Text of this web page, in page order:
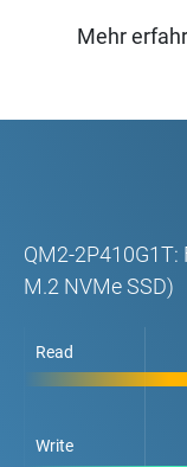
Mehr
QM2-
M.2 NVMe SSD)
Read
Write